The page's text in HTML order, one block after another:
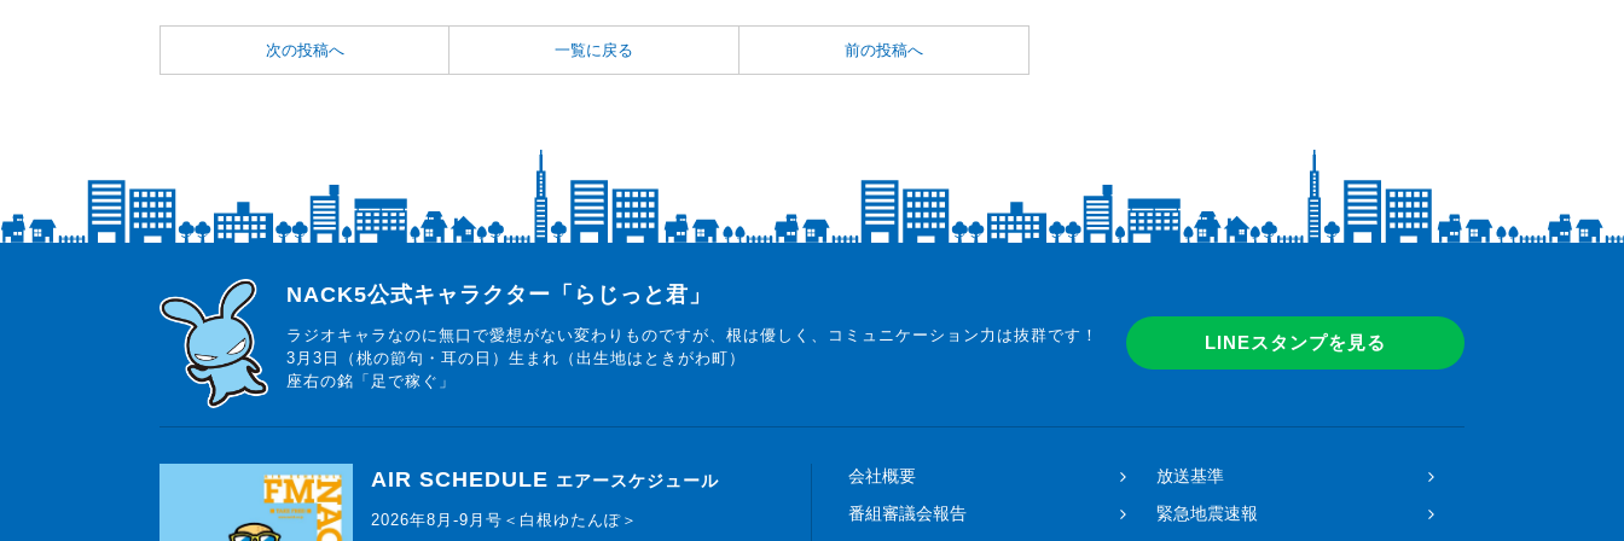
次の投稿へ 一覧に戻る 前の投稿へ
らじっと君
NACK5公式キャラクター「らじっと君」
ラジオキャラなのに無口で愛想がない変わりものですが、根は優しく、コミュニケーション力は抜群です！
3月3日（桃の節句・耳の日）生まれ（出生地はときがわ町）
座右の銘「足で稼ぐ」
LINEスタンプを見る
AIR SCHEDULE エアースケジュール
2026年8月-9月号＜白根ゆたんぽ＞
会社概要
放送基準
番組審議会報告
緊急地震速報